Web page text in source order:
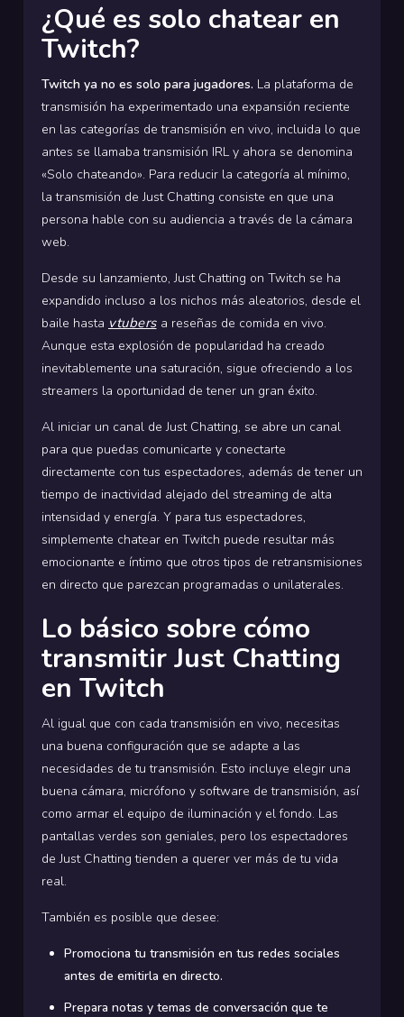
¿Qué es solo chatear en
Twitch?
Twitch ya no es solo para jugadores. La plataforma de
transmisión ha experimentado una expansión reciente
en las categorías de transmisión en vivo, incluida lo que
antes se llamaba transmisión IRL y ahora se denomina
«Solo chateando». Para reducir la categoría al mínimo,
la transmisión de Just Chatting consiste en que una
persona hable con su audiencia a través de la cámara
web.
Desde su lanzamiento, Just Chatting on Twitch se ha
expandido incluso a los nichos más aleatorios, desde el
baile hasta vtubersa reseñas de comida en vivo.
Aunque esta explosión de popularidad ha creado
inevitablemente una saturación, sigue ofreciendo a los
streamers la oportunidad de tener un gran éxito.
Al iniciar un canal de Just Chatting, se abre un canal
para que puedas comunicarte y conectarte
directamente con tus espectadores, además de tener un
tiempo de inactividad alejado del streaming de alta
intensidad y energía. Y para tus espectadores,
simplemente chatear en Twitch puede resultar más
emocionante e íntimo que otros tipos de retransmisiones
en directo que parezcan programadas o unilaterales.
Lo básico sobre cómo
transmitir Just Chatting
en Twitch
Al igual que con cada transmisión en vivo, necesitas
una buena configuración que se adapte a las
necesidades de tu transmisión. Esto incluye elegir una
buena cámara, micrófono y software de transmisión, así
como armar el equipo de iluminación y el fondo. Las
pantallas verdes son geniales, pero los espectadores
de Just Chatting tienden a querer ver más de tu vida
real.
También es posible que desee:
Promociona tu transmisión en tus redes sociales
antes de emitirla en directo.
Prepara notas y temas de conversación que te